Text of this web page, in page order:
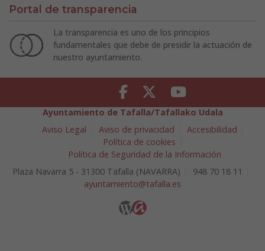
Portal de transparencia
La transparencia es uno de los principios
fundamentales que debe de presidir la actuación de
nuestro ayuntamiento.
Facebook Twitter Youtube
Ayuntamiento de Tafalla/Tafallako Udala
Aviso Legal
Aviso de privacidad
Accesibilidad
Política de cookies
Política de Seguridad de la Información
Plaza Navarra 5 - 31300 Tafalla (NAVARRA)
948 70 18 11
ayuntamiento@tafalla.es